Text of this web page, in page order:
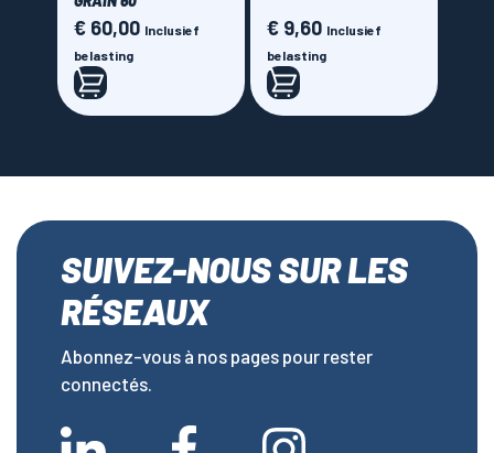
Prijs
€ 60,00 Inclusief
belasting
Prijs
€ 9,60 Inclusief
belasting
SUIVEZ-NOUS SUR LES
RÉSEAUX
Abonnez-vous à nos pages pour rester
connectés.